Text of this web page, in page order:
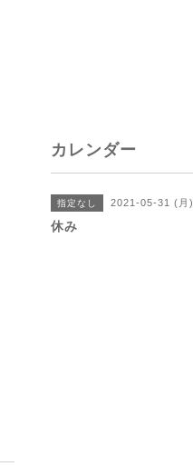
カレンダー
指定なし 2021-05-31 (月)
休み